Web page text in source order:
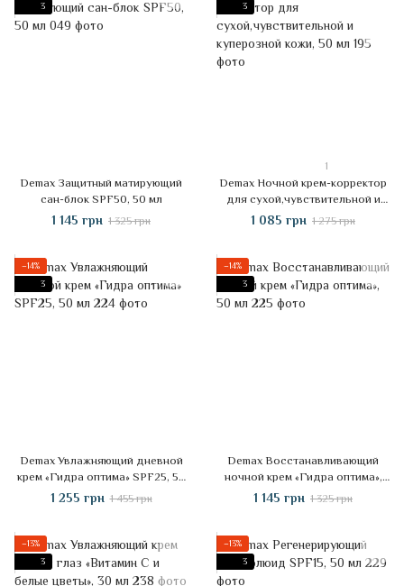
3
Demax Защитный матирующий
сан-блок SPF50, 50 мл
1 145 грн 1 325 грн
3
1
Demax Ночной крем-корректор
для сухой,чувствительной и
куперозной кожи, 50 мл
1 085 грн 1 275 грн
−14%
3
Demax Увлажняющий дневной
крем «Гидра оптима» SPF25, 50
мл
1 255 грн 1 455 грн
−14%
3
Demax Восстанавливающий
ночной крем «Гидра оптима»,
50 мл
1 145 грн 1 325 грн
−13%
3
−13%
3